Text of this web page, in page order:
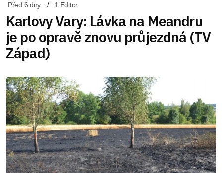
Před 6 dny 1 Editor
Karlovy Vary: Lávka na Meandru
je po opravě znovu průjezdná (TV
Západ)